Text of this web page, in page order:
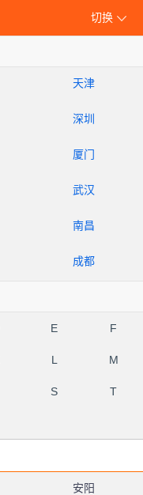
切换
天津
深圳
厦门
武汉
南昌
成都
E F
L M
S T
安阳